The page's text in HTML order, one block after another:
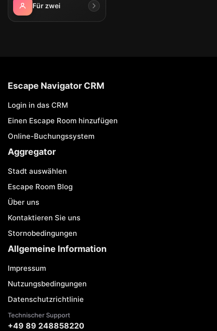
Für zwei
Escape Navigator CRM
Login in das CRM
Einen Escape Room hinzufügen
Online-Buchungssystem
Aggregator
Stadt auswählen
Escape Room Blog
Über uns
Kontaktieren Sie uns
Stornobedingungen
Allgemeine Information
Impressum
Nutzungsbedingungen
Datenschutzrichtlinie
Technischer Support
+49 89 248858220